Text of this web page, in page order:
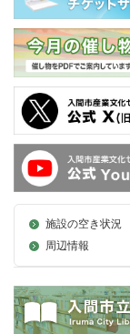
施設の空き状況
周辺情報